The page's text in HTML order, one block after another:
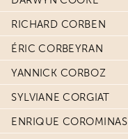
RICHARD CORBEN
ÉRIC CORBEYRAN
YANNICK CORBOZ
SYLVIANE CORGIAT
ENRIQUE COROMINAS